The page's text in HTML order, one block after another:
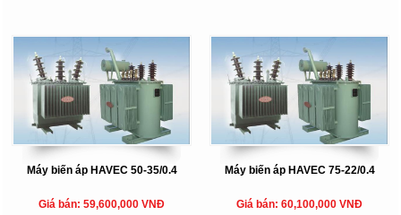
Máy biến áp HAVEC 50-35/0.4
Giá bán: 59,600,000 VNĐ
Máy biến áp HAVEC 75-22/0.4
Giá bán: 60,100,000 VNĐ